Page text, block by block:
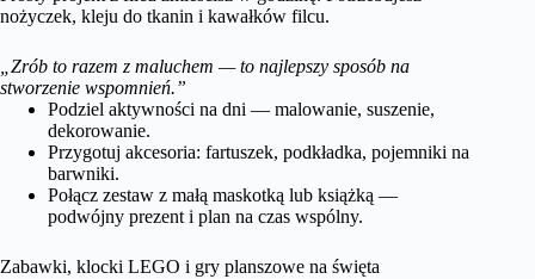
nożyczek, kleju do tkanin i kawałków filcu.
„Zrób to razem z maluchem — to najlepszy sposób na
stworzenie wspomnień.”
Podziel aktywności na dni — malowanie, suszenie,
dekorowanie.
Przygotuj akcesoria: fartuszek, podkładka, pojemniki na
barwniki.
Połącz zestaw z małą maskotką lub książką —
podwójny prezent i plan na czas wspólny.
Zabawki, klocki LEGO i gry planszowe na święta